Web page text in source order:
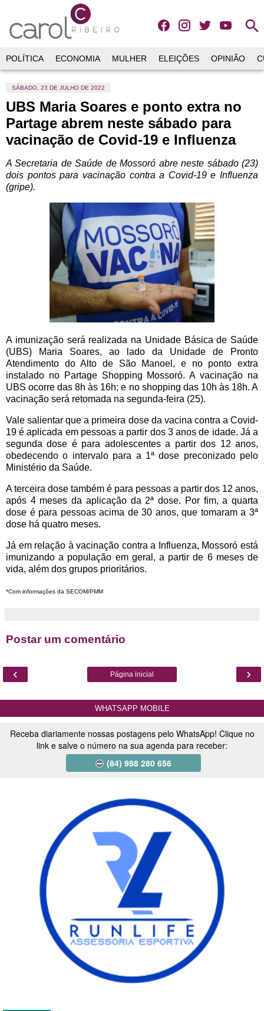
search
POLÍTICA ECONOMIA MULHER ELEIÇÕES OPINIÃO
SÁBADO, 23 DE JULHO DE 2022
UBS Maria Soares e ponto extra no
Partage abrem neste sábado para
vacinação de Covid-19 e Influenza
A Secretaria de Saúde de Mossoró abre neste sábado (23)
dois pontos para vacinação contra a Covid-19 e Influenza
(gripe).
A imunização será realizada na Unidade Básica de Saúde
(UBS) Maria Soares, ao lado da Unidade de Pronto
Atendimento do Alto de São Manoel, e no ponto extra
instalado no Partage Shopping Mossoró. A vacinação na
UBS ocorre das 8h às 16h; e no shopping das 10h às 18h. A
vacinação será retomada na segunda-feira (25).
Vale salientar que a primeira dose da vacina contra a Covid-
19 é aplicada em pessoas a partir dos 3 anos de idade. Já a
segunda dose é para adolescentes a partir dos 12 anos,
obedecendo o intervalo para a 1ª dose preconizado pelo
Ministério da Saúde.
A terceira dose também é para pessoas a partir dos 12 anos,
após 4 meses da aplicação da 2ª dose. Por fim, a quarta
dose é para pessoas acima de 30 anos, que tomaram a 3ª
dose há quatro meses.
Já em relação à vacinação contra a Influenza, Mossoró está
imunizando a população em geral, a partir de 6 meses de
vida, além dos grupos prioritários.
*Com informações da SECOM/PMM
Postar um comentário
‹ ›
Página inicial
WHATSAPP MOBILE
Receba diariamente nossas postagens pelo WhatsApp! Clique no
link e salve o número na sua agenda para receber:
(84) 988 280 656